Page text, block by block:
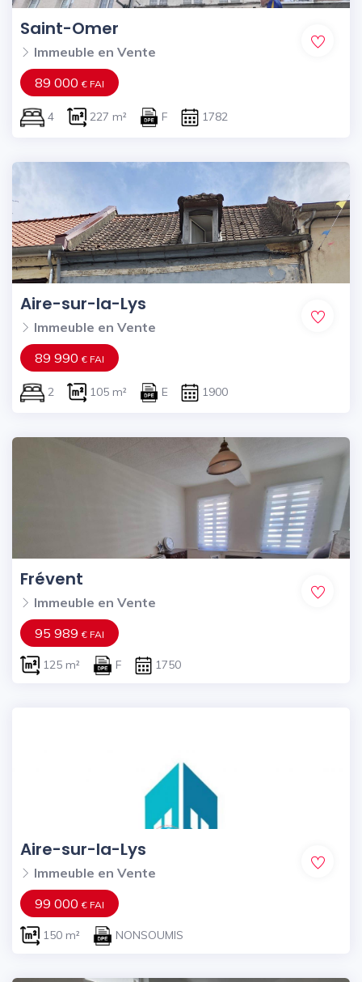
Saint-Omer
Immeuble en Vente
89 000€ FAI
4 227 m² F 1782
Aire-sur-la-Lys
Immeuble en Vente
89 990€ FAI
2 105 m² E 1900
Frévent
Immeuble en Vente
95 989€ FAI
125 m² F 1750
Aire-sur-la-Lys
Immeuble en Vente
99 000€ FAI
150 m² NONSOUMIS